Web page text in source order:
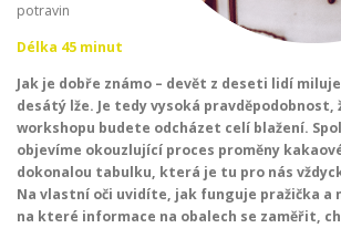
potravin
Délka 45 minut
Jak je dobře známo – devět z deseti lidí
desátý lže. Je tedy vysoká pravděpodobnost,
workshopu budete odcházet celí blažení.
objevíme okouzlující proces proměny
dokonalou tabulku, která je tu pro nás
Na vlastní oči uvidíte, jak funguje pražička a
na které informace na obalech se zaměřit,